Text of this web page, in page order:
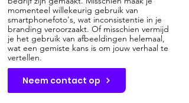
momenteel willekeurig gebruik van
smartphonefoto's, wat inconsistentie in je
branding veroorzaakt. Of misschien vermijd
je het gebruik van afbeeldingen helemaal,
wat een gemiste kans is om jouw verhaal te
vertellen.
Neem contact op